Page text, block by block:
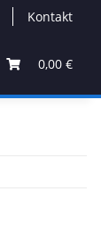
Kontakt
0,00 €